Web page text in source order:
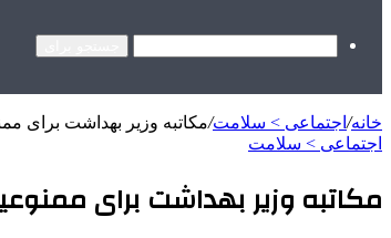
خانه/ اجتماعی > سلامت/مکاتبه وزیر بهداشت برای
اجتماعی > سلامت
مکاتبه وزیر بهداشت برای